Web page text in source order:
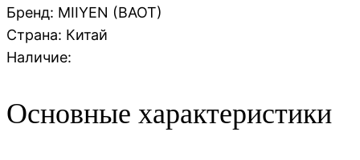
Бренд: MIIYEN (BAOT)
Страна: Китай
Наличие:
Основные характеристики